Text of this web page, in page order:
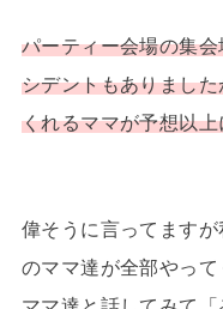
パーティー会場の集
シデントもありまし
くれるママが予想以
偉そうに言ってます
のママ達が全部やって